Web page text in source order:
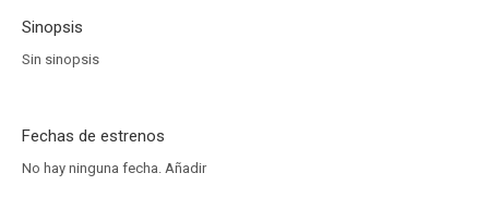
Sinopsis
Sin sinopsis
Fechas de estrenos
No hay ninguna fecha. Añadir